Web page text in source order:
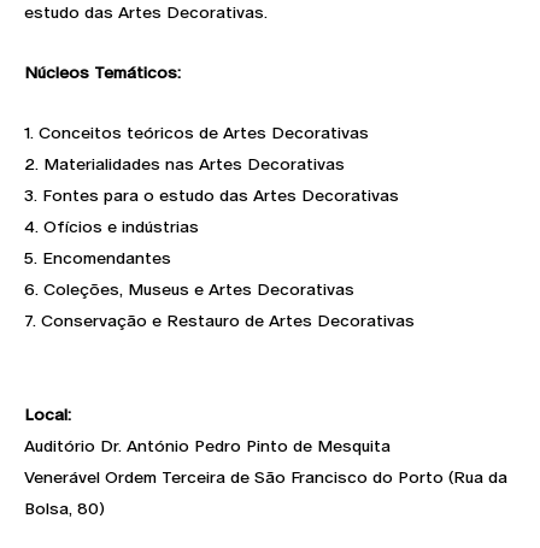
estudo das Artes Decorativas.
Núcleos Temáticos:
1. Conceitos teóricos de Artes Decorativas
2. Materialidades nas Artes Decorativas
3. Fontes para o estudo das Artes Decorativas
4. Ofícios e indústrias
5. Encomendantes
6. Coleções, Museus e Artes Decorativas
7. Conservação e Restauro de Artes Decorativas
Local:
Auditório Dr. António Pedro Pinto de Mesquita
Venerável Ordem Terceira de São Francisco do Porto (Rua da
Bolsa, 80)